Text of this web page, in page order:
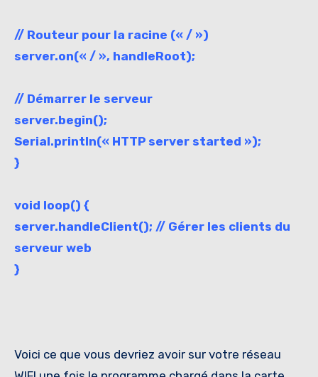
// Routeur pour la racine (« / »)
server.on(« / », handleRoot);
// Démarrer le serveur
server.begin();
Serial.println(« HTTP server started »);
}
void loop() {
server.handleClient(); // Gérer les clients du
serveur web
}
Voici ce que vous devriez avoir sur votre réseau